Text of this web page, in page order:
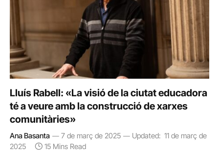
Lluís Rabell: «La visió de la ciutat educadora
té a veure amb la construcció de xarxes
comunitàries»
Ana Basanta 7 de març de 2025 Updated: 11 de març de
2025
15 Mins Read